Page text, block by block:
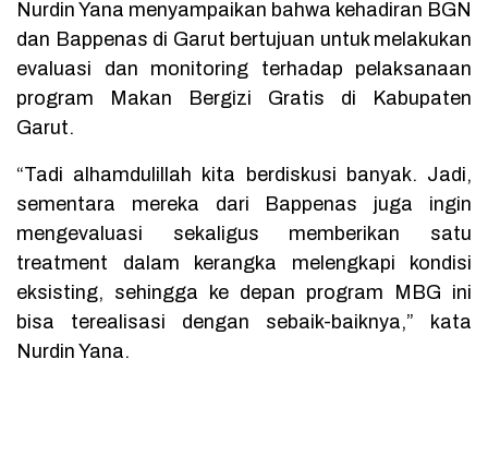
Nurdin Yana menyampaikan bahwa kehadiran BGN
dan Bappenas di Garut bertujuan untuk melakukan
evaluasi dan monitoring terhadap pelaksanaan
program Makan Bergizi Gratis di Kabupaten
Garut.
“Tadi alhamdulillah kita berdiskusi banyak. Jadi,
sementara mereka dari Bappenas juga ingin
mengevaluasi sekaligus memberikan satu
treatment dalam kerangka melengkapi kondisi
eksisting, sehingga ke depan program MBG ini
bisa terealisasi dengan sebaik-baiknya,” kata
Nurdin Yana.